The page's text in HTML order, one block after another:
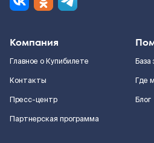
Компания
Главное о Купибилете
Контакты
Пресс-центр
Партнерская программа
База
Где
Блог